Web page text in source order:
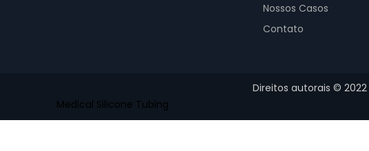
Nossos Casos
Contato
Direitos autorais © 2022
Medical Silicone Tubing